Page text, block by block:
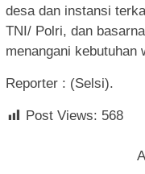
desa dan instansi
TNI/ Polri, dan
menangani kebutuhan
Reporter : (Selsi).
Post Views: 568